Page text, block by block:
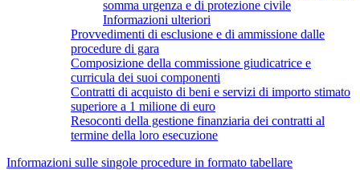
somma urgenza e di protezione civile
Informazioni ulteriori
Provvedimenti di esclusione e di ammissione dalle
procedure di gara
Composizione della commissione giudicatrice e
curricula dei suoi componenti
Contratti di acquisto di beni e servizi di importo stimato
superiore a 1 milione di euro
Resoconti della gestione finanziaria dei contratti al
termine della loro esecuzione
Informazioni sulle singole procedure in formato tabellare